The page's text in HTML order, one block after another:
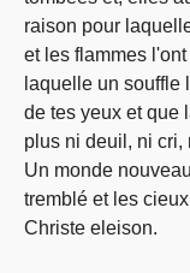
raison pour
et les flammes
laquelle un souffle
de tes yeux et que
plus ni deuil, ni cri,
Un monde
tremblé et les
Christe eleison.